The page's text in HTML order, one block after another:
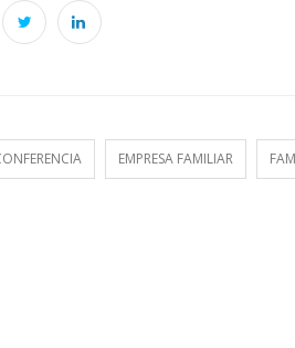
EMPRESA FAMILIAR